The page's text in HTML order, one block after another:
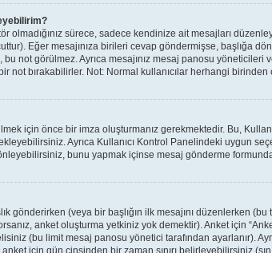
olmadığınız sürece, sadece kendinize ait mesajları
Eğer mesajınıza birileri cevap göndermişse, başlığa
bu not görülmez. Ayrıca mesajınız mesaj panosu
not bırakabilirler. Not: Normal kullanıcılar herhangi
için önce bir imza oluşturmanız gerekmektedir. Bu,
Ayrıca Kullanıcı Kontrol Panelindeki uygun
bunu yapmak içinse mesaj gönderme
gönderirken (veya bir başlığın ilk mesajını düzenlerken
anket oluşturma yetkiniz yok demektir). Anket için
(bu limit mesaj panosu yönetici tarafından ayarlanır).
için gün cinsinden bir zaman sınırı belirleyebilirsiniz